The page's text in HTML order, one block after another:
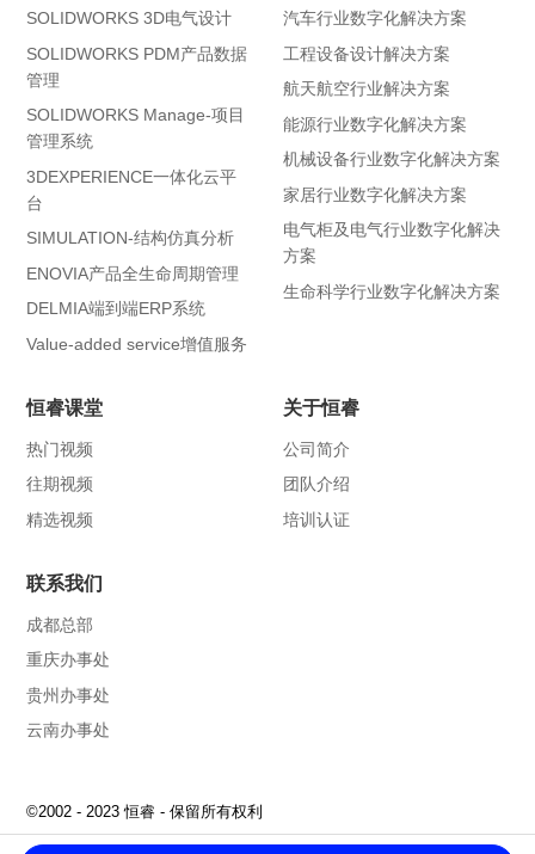
SOLIDWORKS 3D电气设计
SOLIDWORKS PDM产品数据
管理
SOLIDWORKS Manage-项目
管理系统
3DEXPERIENCE一体化云平
台
SIMULATION-结构仿真分析
ENOVIA产品全生命周期管理
DELMIA端到端ERP系统
Value-added service增值服务
汽车行业数字化解决方案
工程设备设计解决方案
航天航空行业解决方案
能源行业数字化解决方案
机械设备行业数字化解决方案
家居行业数字化解决方案
电气柜及电气行业数字化解决
方案
生命科学行业数字化解决方案
恒睿课堂
热门视频
往期视频
精选视频
关于恒睿
公司简介
团队介绍
培训认证
联系我们
成都总部
重庆办事处
贵州办事处
云南办事处
©2002 - 2023 恒睿 - 保留所有权利
备案序号：蜀ICP备15002149号-2